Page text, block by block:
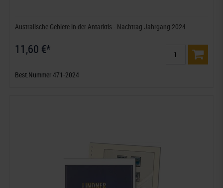
Australische Gebiete in der Antarktis - Nachtrag Jahrgang 2024
11,60 €*
Best.Nummer 471-2024